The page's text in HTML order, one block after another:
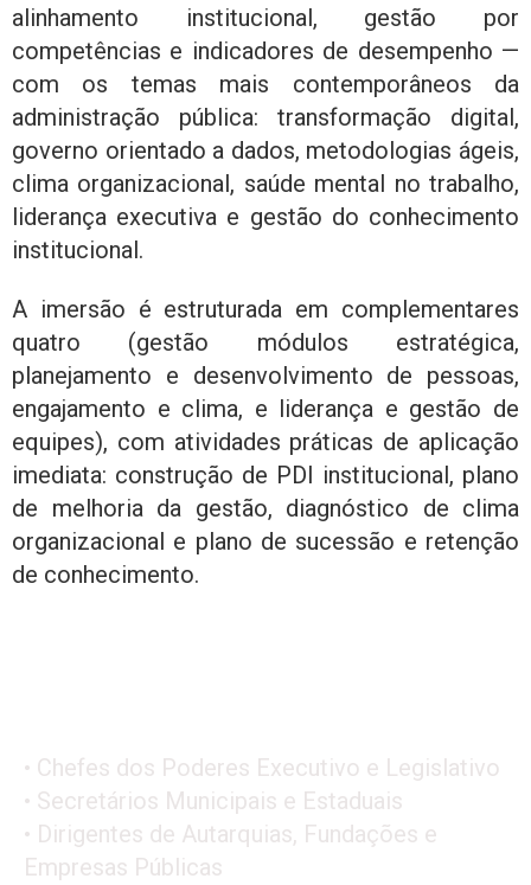
alinhamento institucional, gestão por
competências e indicadores de desempenho —
com os temas mais contemporâneos da
administração pública: transformação digital,
governo orientado a dados, metodologias ágeis,
clima organizacional, saúde mental no trabalho,
liderança executiva e gestão do conhecimento
institucional.
A imersão é estruturada em complementares
quatro (gestão módulos estratégica,
planejamento e desenvolvimento de pessoas,
engajamento e clima, e liderança e gestão de
equipes), com atividades práticas de aplicação
imediata: construção de PDI institucional, plano
de melhoria da gestão, diagnóstico de clima
organizacional e plano de sucessão e retenção
de conhecimento.
• Chefes dos Poderes Executivo e Legislativo
• Secretários Municipais e Estaduais
• Dirigentes de Autarquias, Fundações e
Empresas Públicas